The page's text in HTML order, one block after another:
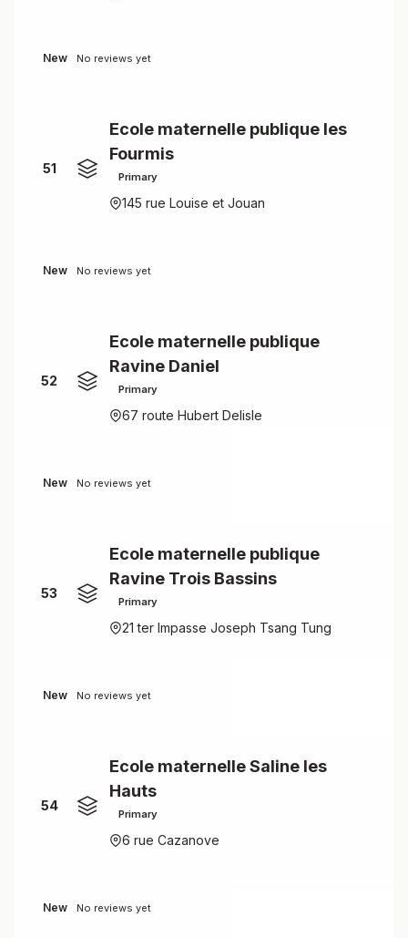
New No reviews yet
51
Ecole maternelle publique les
Fourmis
Primary
145 rue Louise et Jouan
New No reviews yet
52
Ecole maternelle publique
Ravine Daniel
Primary
67 route Hubert Delisle
New No reviews yet
53
Ecole maternelle publique
Ravine Trois Bassins
Primary
21 ter Impasse Joseph Tsang Tung
New No reviews yet
54
Ecole maternelle Saline les
Hauts
Primary
6 rue Cazanove
New No reviews yet